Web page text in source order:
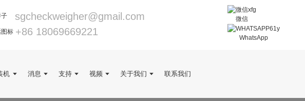
sgcheckweigher@gmail.com
+86 18069669221
微信
WhatsApp
机 消息 支持 视频 关于我们 联系我们